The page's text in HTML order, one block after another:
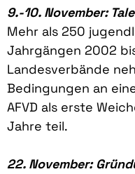
9.-10. November:
Mehr als 250
Jahrgängen 2002
Landesverbände
Bedingungen an
AFVD als erste
Jahre teil.
22. November: